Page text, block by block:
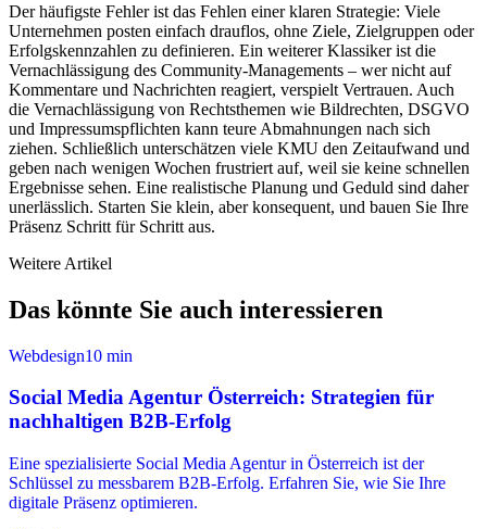
Der häufigste Fehler ist das Fehlen einer klaren Strategie: Viele
Unternehmen posten einfach drauflos, ohne Ziele, Zielgruppen oder
Erfolgskennzahlen zu definieren. Ein weiterer Klassiker ist die
Vernachlässigung des Community-Managements – wer nicht auf
Kommentare und Nachrichten reagiert, verspielt Vertrauen. Auch
die Vernachlässigung von Rechtsthemen wie Bildrechten, DSGVO
und Impressumspflichten kann teure Abmahnungen nach sich
ziehen. Schließlich unterschätzen viele KMU den Zeitaufwand und
geben nach wenigen Wochen frustriert auf, weil sie keine schnellen
Ergebnisse sehen. Eine realistische Planung und Geduld sind daher
unerlässlich. Starten Sie klein, aber konsequent, und bauen Sie Ihre
Präsenz Schritt für Schritt aus.
Weitere Artikel
Das könnte Sie auch interessieren
Webdesign10 min
Social Media Agentur Österreich: Strategien für
nachhaltigen B2B-Erfolg
Eine spezialisierte Social Media Agentur in Österreich ist der
Schlüssel zu messbarem B2B-Erfolg. Erfahren Sie, wie Sie Ihre
digitale Präsenz optimieren.